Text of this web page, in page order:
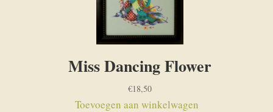
Miss Dancing Flower
€18,50
Toevoegen aan winkelwagen